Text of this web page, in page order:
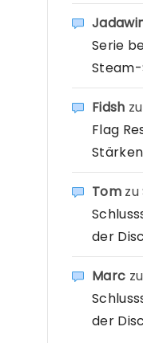
Serie
Fidsh zu
Flag
Tomzu
der
Marc
der